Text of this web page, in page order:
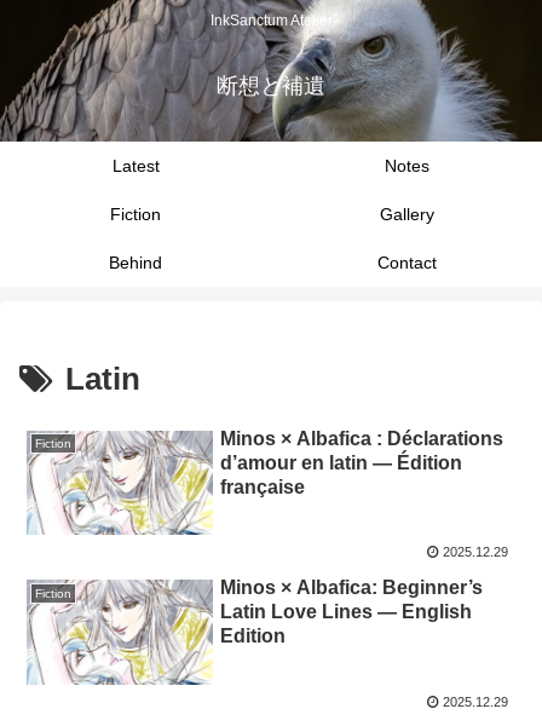
InkSanctum Atelier
断想と補遺
Latest Notes
Fiction Gallery
Behind Contact
Latin
Fiction
Minos × Albafica : Déclarations
d’amour en latin — Édition
française
2025.12.29
Fiction
Minos × Albafica: Beginner’s
Latin Love Lines — English
Edition
2025.12.29